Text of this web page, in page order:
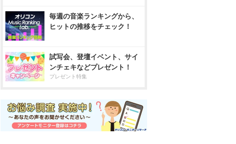
毎週の音楽ランキングから、
ヒットの推移をチェック！
試写会、登壇イベント、サイ
ンチェキなどプレゼント！
プレゼント特集